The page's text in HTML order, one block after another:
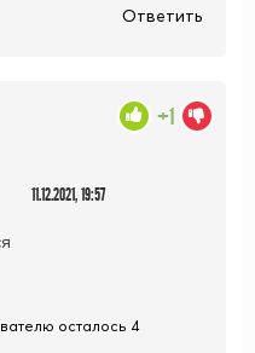
Ответить
11.12.2021, 19:57
+1
осталось 4